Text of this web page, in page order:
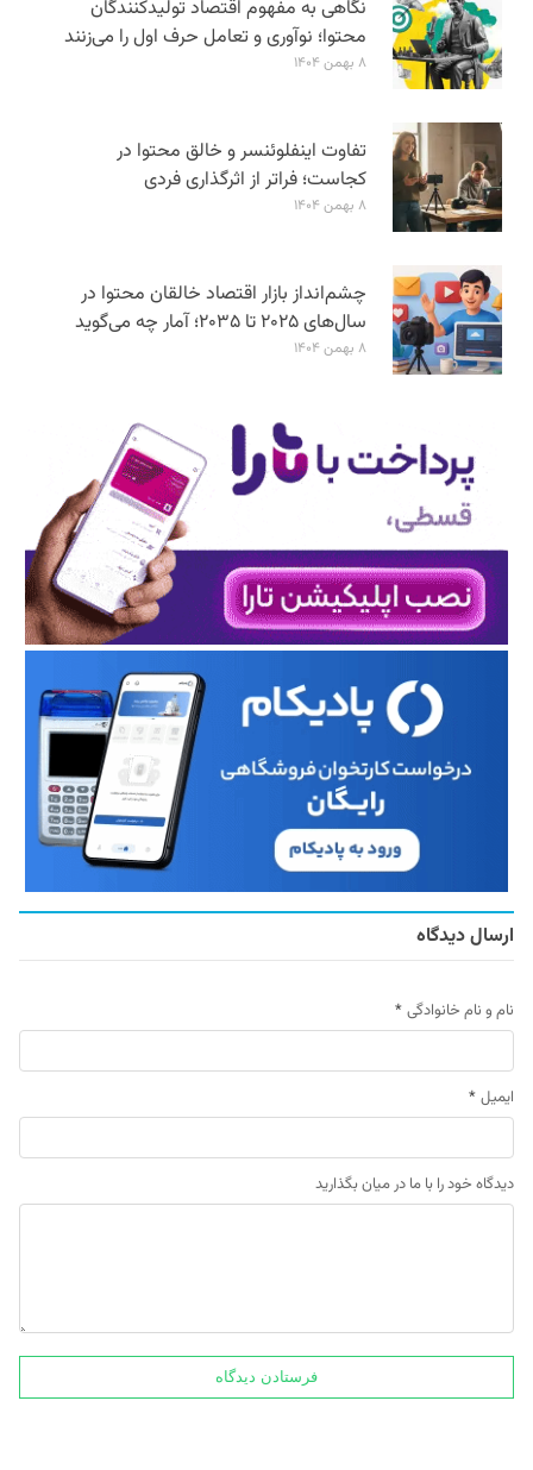
نگاهی به مفهوم اقتصاد تولیدکنندگان
محتوا؛ نوآوری و تعامل حرف اول را می‌زنند
۸ بهمن ۱۴۰۴
تفاوت اینفلوئنسر و خالق محتوا در
کجاست؛ فراتر از اثرگذاری فردی
۸ بهمن ۱۴۰۴
چشم‌انداز بازار اقتصاد خالقان محتوا در
سال‌های ۲۰۲۵ تا ۲۰۳۵؛ آمار چه می‌گوید
۸ بهمن ۱۴۰۴
ارسال دیدگاه
نام و نام خانوادگی *
ایمیل *
دیدگاه خود را با ما در میان بگذارید